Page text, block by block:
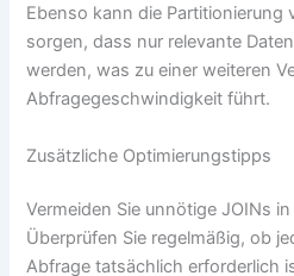
Ebenso kann die Partitionierung
sorgen, dass nur relevante
werden, was zu einer weiteren
Abfragegeschwindigkeit führt.
Zusätzliche Optimierungstipps
Vermeiden Sie unnötige JOINs
Überprüfen Sie regelmäßig, ob
Abfrage tatsächlich erforderlich